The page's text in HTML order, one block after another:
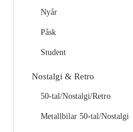
Nyår
Påsk
Student
Nostalgi & Retro
50-tal/Nostalgi/Retro
Metallbilar 50-tal/Nostalgi